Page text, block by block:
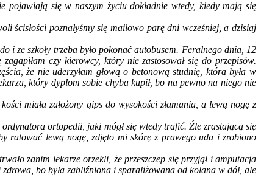
się w naszym życiu dokładnie wtedy, kiedy mają się
ścisłości poznałyśmy się mailowo parę dni wcześniej, a dzisiaj
i ze szkoły trzeba było pokonać autobusem. Feralnego dnia, 12
czy kierowcy, który nie zastosował się do przepisów.
że nie uderzyłam głową o betonową studnię, która była w
który dyplom sobie chyba kupił, bo na pewno na niego nie
miała założony gips do wysokości złamania, a lewą nogę z
ortopedii, jaki mógł się wtedy trafić. Źle zrastającą się
ratować lewą nogę, zdjęto mi skórę z prawego uda i zrobiono
zanim lekarze orzekli, że przeszczep się przyjął i amputacja
bo była zabliźniona i sparaliżowana od kolana w dół, ale